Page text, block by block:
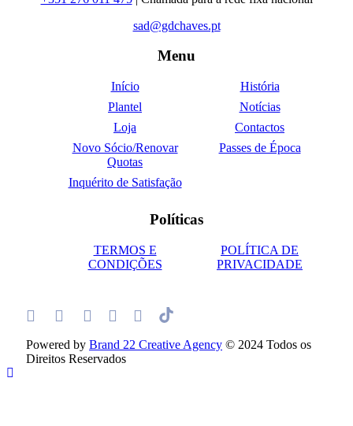
sad@gdchaves.pt
Menu
Início
História
Plantel
Notícias
Loja
Contactos
Novo Sócio/Renovar
Quotas
Passes de Época
Inquérito de Satisfação
Políticas
TERMOS E
CONDIÇÕES
POLÍTICA DE
PRIVACIDADE
Powered by Brand 22 Creative Agency © 2024 Todos os
Direitos Reservados